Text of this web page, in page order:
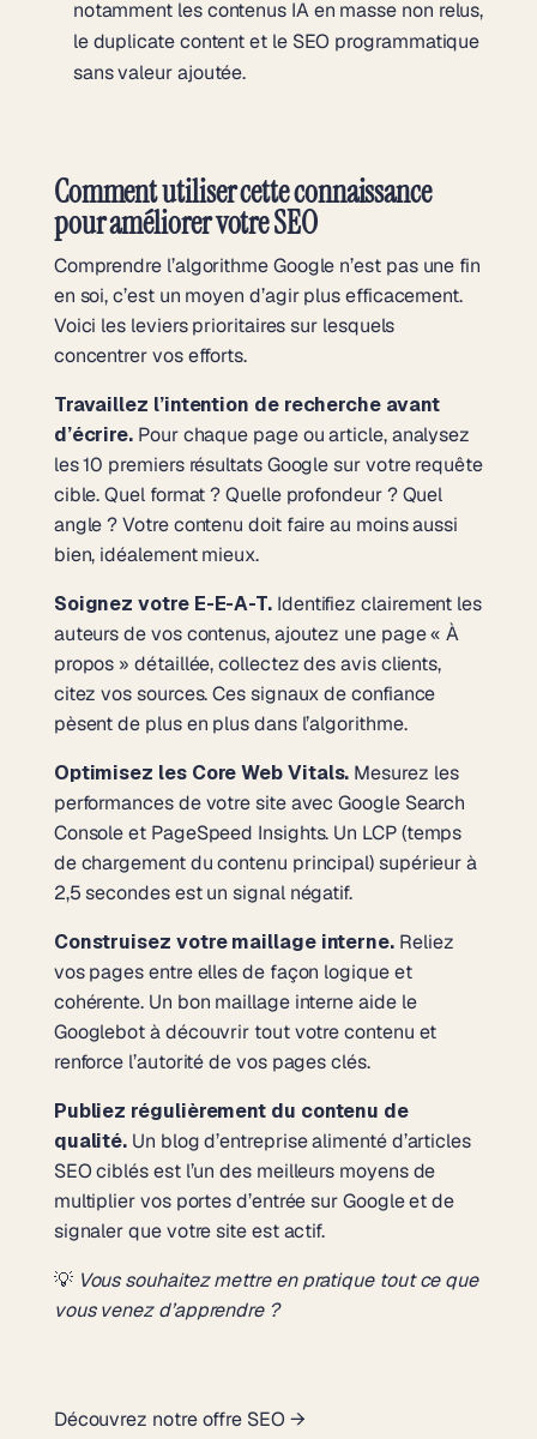
notamment les contenus IA en masse non relus,
le duplicate content et le SEO programmatique
sans valeur ajoutée.
Comment utiliser cette connaissance
pour améliorer votre SEO
Comprendre l’algorithme Google n’est pas une fin
en soi, c’est un moyen d’agir plus efficacement.
Voici les leviers prioritaires sur lesquels
concentrer vos efforts.
Travaillez l’intention de recherche avant
d’écrire. Pour chaque page ou article, analysez
les 10 premiers résultats Google sur votre requête
cible. Quel format ? Quelle profondeur ? Quel
angle ? Votre contenu doit faire au moins aussi
bien, idéalement mieux.
Soignez votre E-E-A-T. Identifiez clairement les
auteurs de vos contenus, ajoutez une page « À
propos » détaillée, collectez des avis clients,
citez vos sources. Ces signaux de confiance
pèsent de plus en plus dans l’algorithme.
Optimisez les Core Web Vitals. Mesurez les
performances de votre site avec Google Search
Console et PageSpeed Insights. Un LCP (temps
de chargement du contenu principal) supérieur à
2,5 secondes est un signal négatif.
Construisez votre maillage interne. Reliez
vos pages entre elles de façon logique et
cohérente. Un bon maillage interne aide le
Googlebot à découvrir tout votre contenu et
renforce l’autorité de vos pages clés.
Publiez régulièrement du contenu de
qualité. Un blog d’entreprise alimenté d’articles
SEO ciblés est l’un des meilleurs moyens de
multiplier vos portes d’entrée sur Google et de
signaler que votre site est actif.
💡 Vous souhaitez mettre en pratique tout ce que
vous venez d’apprendre ?
Découvrez notre offre SEO →